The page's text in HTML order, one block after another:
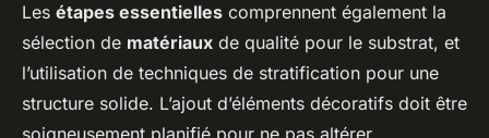
Les étapes essentielles comprennent également la
sélection de matériaux de qualité pour le substrat, et
l’utilisation de techniques de stratification pour une
structure solide. L’ajout d’éléments décoratifs doit être
soigneusement planifié pour ne pas altérer